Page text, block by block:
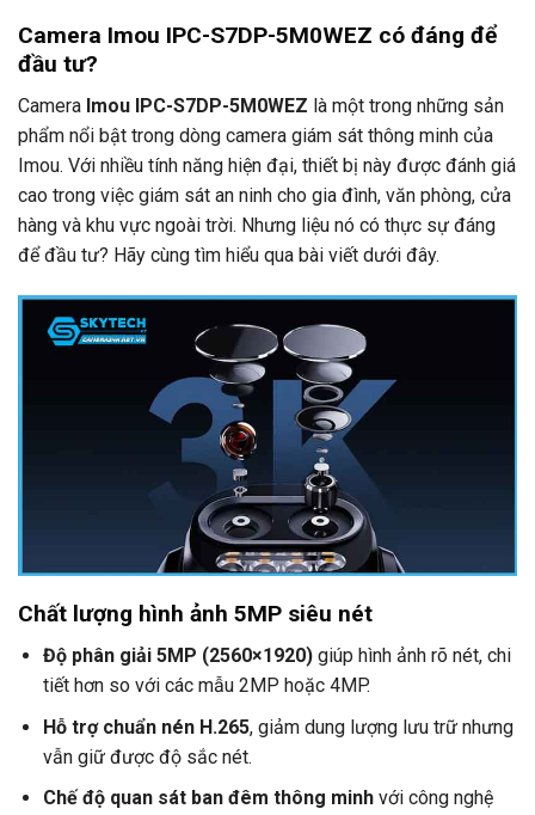
Camera Imou IPC-S7DP-5M0WEZ có đáng để
đầu tư?
Camera Imou IPC-S7DP-5M0WEZ là một trong những sản
phẩm nổi bật trong dòng camera giám sát thông minh của
Imou. Với nhiều tính năng hiện đại, thiết bị này được đánh giá
cao trong việc giám sát an ninh cho gia đình, văn phòng, cửa
hàng và khu vực ngoài trời. Nhưng liệu nó có thực sự đáng
để đầu tư? Hãy cùng tìm hiểu qua bài viết dưới đây.
Chất lượng hình ảnh 5MP siêu nét
Độ phân giải 5MP (2560×1920)giúp hình ảnh rõ nét, chi
tiết hơn so với các mẫu 2MP hoặc 4MP.
Hỗ trợ chuẩn nén H.265, giảm dung lượng lưu trữ nhưng
vẫn giữ được độ sắc nét.
Chế độ quan sát ban đêm thông minhvới công nghệ